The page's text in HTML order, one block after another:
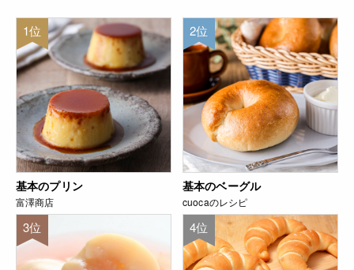
1位
基本のプリン
富澤商店
2位
基本のベーグル
cuocaのレシピ
3位 4位